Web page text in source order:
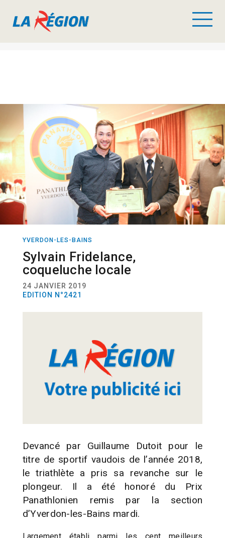
YVERDON-LES-BAINS
Sylvain Fridelance,
coqueluche locale
24 JANVIER 2019
EDITION N°2421
Devancé par Guillaume Dutoit pour le
titre de sportif vaudois de l’année 2018,
le triathlète a pris sa revanche sur le
plongeur. Il a été honoré du Prix
Panathlonien remis par la section
d’Yverdon-les-Bains mardi.